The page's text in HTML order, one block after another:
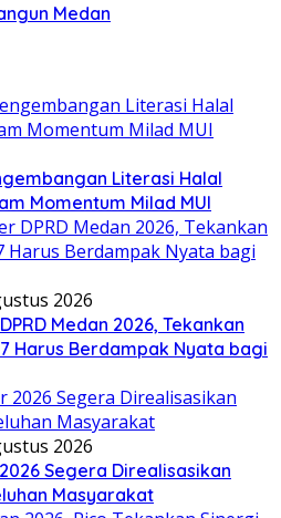
Medan
Literasi Halal
Momentum Milad MUI
2026
Medan 2026, Tekankan
Harus Berdampak Nyata bagi
2026
Segera Direalisasikan
Masyarakat